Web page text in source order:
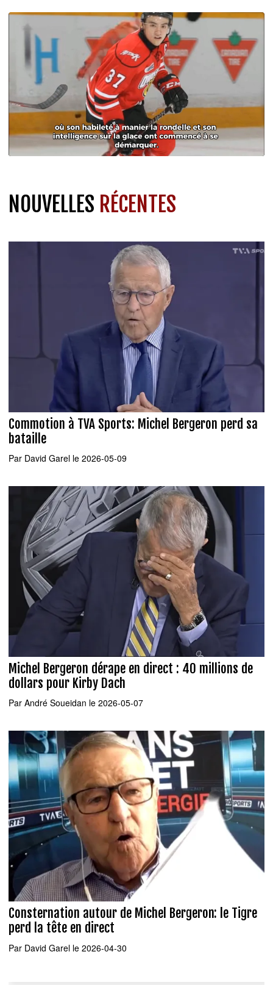
NOUVELLES RÉCENTES
Commotion à TVA Sports: Michel Bergeron perd sa
bataille
Par David Garel le 2026-05-09
Michel Bergeron dérape en direct : 40 millions de
dollars pour Kirby Dach
Par André Soueidan le 2026-05-07
Consternation autour de Michel Bergeron: le Tigre
perd la tête en direct
Par David Garel le 2026-04-30